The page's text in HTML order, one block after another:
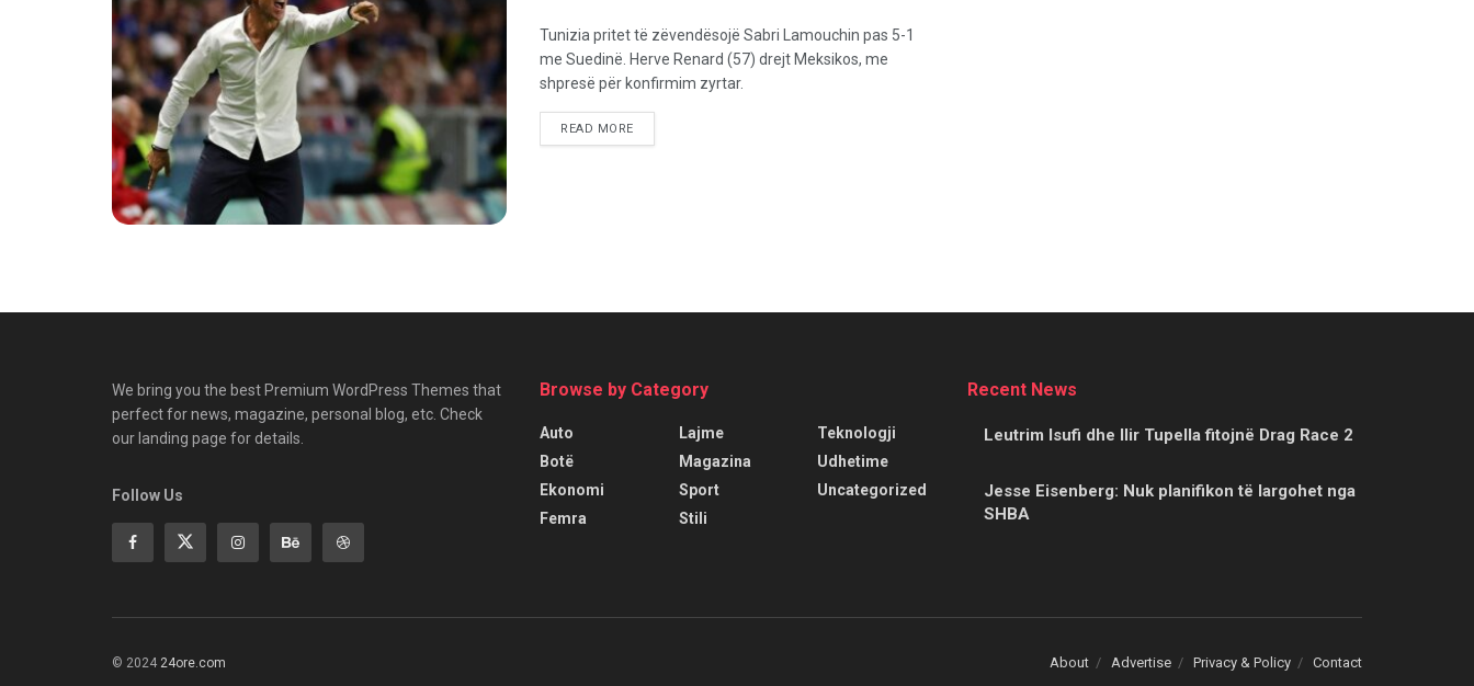
Tunizia pritet të zëvendësojë Sabri Lamouchin pas 5-1
me Suedinë. Herve Renard (57) drejt Meksikos, me
shpresë për konfirmim zyrtar.
READ MORE
We bring you the best Premium WordPress Themes that
perfect for news, magazine, personal blog, etc. Check
our landing page for details.
Follow Us
Browse by Category
Auto
Botë
Ekonomi
Femra
Lajme
Magazina
Sport
Stili
Teknologji
Udhetime
Uncategorized
Recent News
Leutrim Isufi dhe Ilir Tupella fitojnë Drag Race 2
Jesse Eisenberg: Nuk planifikon të largohet nga
SHBA
About Advertise Privacy & Policy Contact
© 2024 24ore.com